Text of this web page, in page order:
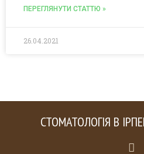
ПЕРЕГЛЯНУТИ СТАТТЮ »
26.04.2021
СТОМАТОЛОГІЯ В